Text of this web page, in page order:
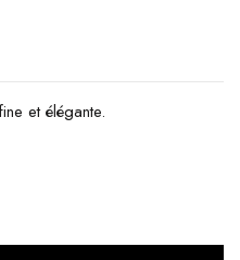
et élégante.